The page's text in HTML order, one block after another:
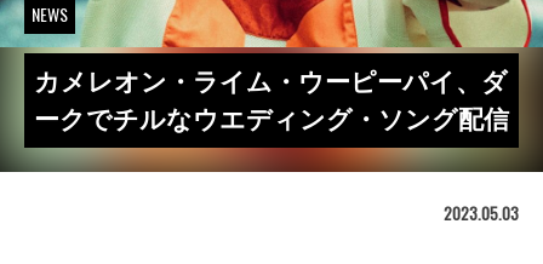
NEWS
カメレオン・ライム・ウーピーパイ、ダ
ークでチルなウエディング・ソング配信
2023.05.03